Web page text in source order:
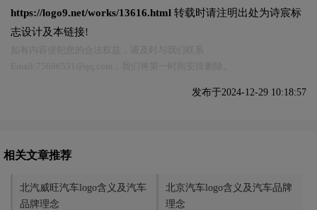
https://logo9.net/works/13616.html 转载时请注明出处为诗宸标
志设计及本链接!
发布于2024-12-29 10:18:57
相关文章推荐
北汽威旺汽车logo含义及汽车
品牌理念
北京汽车logo含义及汽车品牌
理念